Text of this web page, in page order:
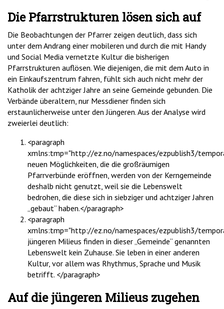
Die Pfarrstrukturen lösen sich auf
Die Beobachtungen der Pfarrer zeigen deutlich, dass sich
unter dem Andrang einer mobileren und durch die mit Handy
und Social Media vernetzte Kultur die bisherigen
Pfarrstrukturen auflösen. Wie diejenigen, die mit dem Auto in
ein Einkaufszentrum fahren, fühlt sich auch nicht mehr der
Katholik der achtziger Jahre an seine Gemeinde gebunden. Die
Verbände überaltern, nur Messdiener finden sich
erstaunlicherweise unter den Jüngeren. Aus der Analyse wird
zweierlei deutlich:
<paragraph
xmlns:tmp="http://ez.no/namespaces/ezpublish3/
neuen Möglichkeiten, die die großräumigen
Pfarrverbünde eröffnen, werden von der Kerngemeinde
deshalb nicht genutzt, weil sie die Lebenswelt
bedrohen, die diese sich in siebziger und achtziger Jahren
„gebaut“ haben.</paragraph>
<paragraph
xmlns:tmp="http://ez.no/namespaces/ezpublish3/
jüngeren Milieus finden in dieser „Gemeinde“ genannten
Lebenswelt kein Zuhause. Sie leben in einer anderen
Kultur, vor allem was Rhythmus, Sprache und Musik
betrifft. </paragraph>
Auf die jüngeren Milieus zugehen